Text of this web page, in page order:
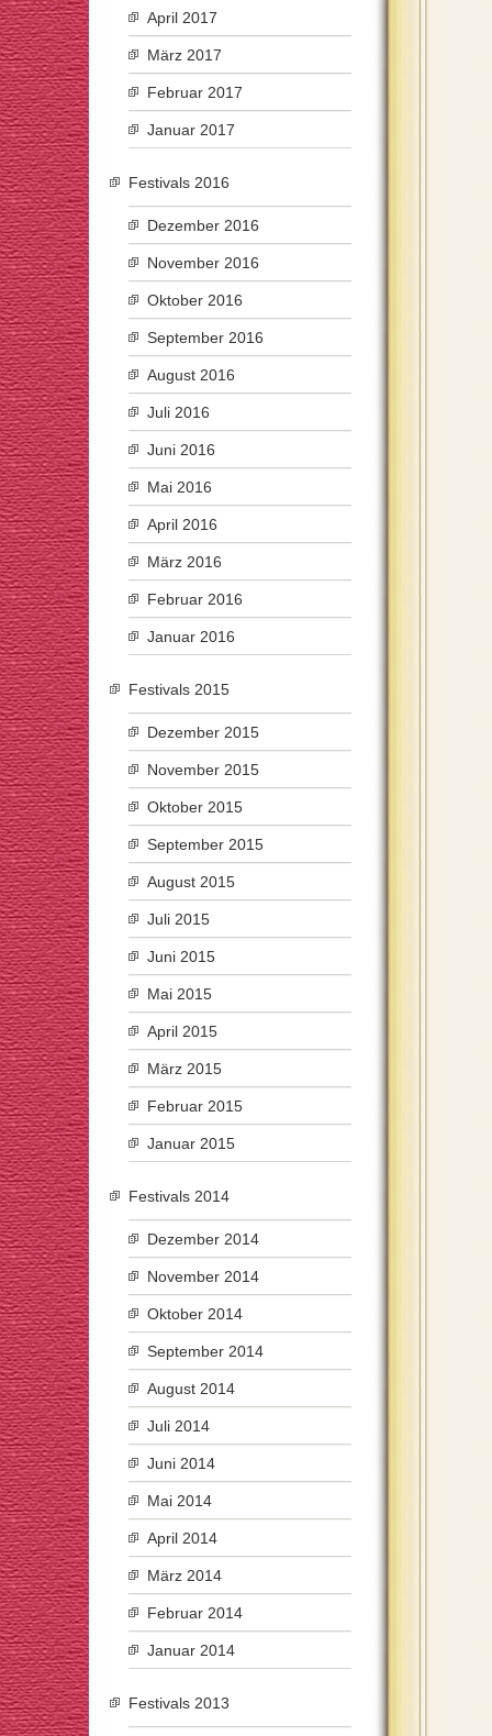
April 2017
März 2017
Februar 2017
Januar 2017
Festivals 2016
Dezember 2016
November 2016
Oktober 2016
September 2016
August 2016
Juli 2016
Juni 2016
Mai 2016
April 2016
März 2016
Februar 2016
Januar 2016
Festivals 2015
Dezember 2015
November 2015
Oktober 2015
September 2015
August 2015
Juli 2015
Juni 2015
Mai 2015
April 2015
März 2015
Februar 2015
Januar 2015
Festivals 2014
Dezember 2014
November 2014
Oktober 2014
September 2014
August 2014
Juli 2014
Juni 2014
Mai 2014
April 2014
März 2014
Februar 2014
Januar 2014
Festivals 2013